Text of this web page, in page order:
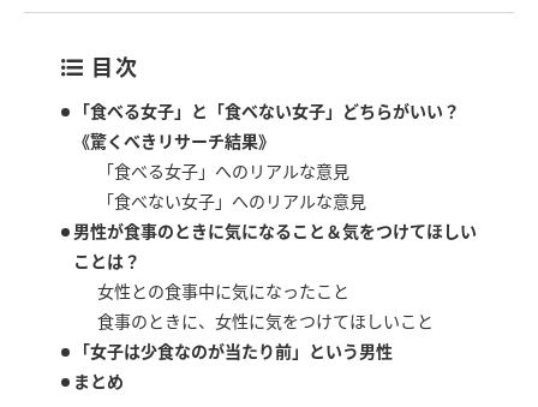
目次
「食べる女子」と「食べない女子」どちらがいい？
《驚くべきリサーチ結果》
「食べる女子」へのリアルな意見
「食べない女子」へのリアルな意見
男性が食事のときに気になること＆気をつけてほしい
ことは？
女性との食事中に気になったこと
食事のときに、女性に気をつけてほしいこと
「女子は少食なのが当たり前」という男性
まとめ